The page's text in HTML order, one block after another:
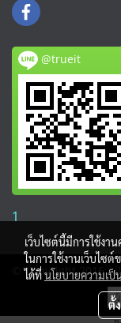
@trueit
1
© Copyright 2016
เว็บไซต์นี้มีการใช้ง
ในการใช้งานเว็บไซ
ได้ที่นโยบายความเป็
ตั้